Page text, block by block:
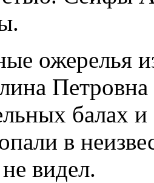
ожерелья
балах
в
видел.